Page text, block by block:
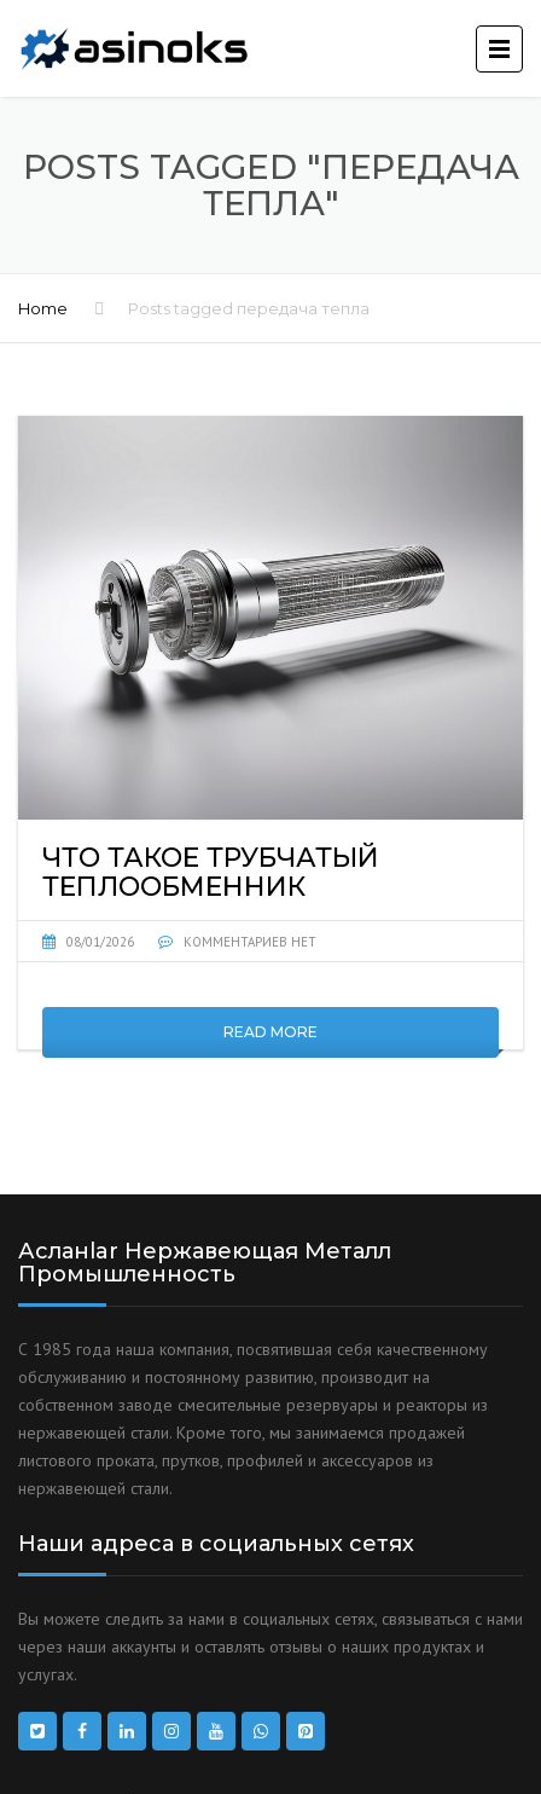
POSTS TAGGED "ПЕРЕДАЧА
ТЕПЛА"
Home Posts tagged передача тепла
ЧТО ТАКОЕ ТРУБЧАТЫЙ
ТЕПЛООБМЕННИК
08/01/2026 КОММЕНТАРИЕВ НЕТ
READ MORE
Асланlar Нержавеющая Металл
Промышленность
С 1985 года наша компания, посвятившая себя качественному
обслуживанию и постоянному развитию, производит на
собственном заводе смесительные резервуары и реакторы из
нержавеющей стали. Кроме того, мы занимаемся продажей
листового проката, прутков, профилей и аксессуаров из
нержавеющей стали.
Наши адреса в социальных сетях
Вы можете следить за нами в социальных сетях, связываться с нами
через наши аккаунты и оставлять отзывы о наших продуктах и
услугах.